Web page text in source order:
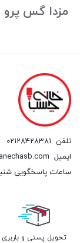
مزدا گس پرو
تلفن 02128428381
ایمیل
ساعات پاسخگویی شنبه تا چهارشنبه
تحویل پستی و باربری